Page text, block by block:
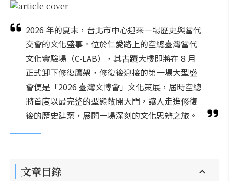
2026 年的夏末，台北市中心迎來一場歷史與當代
交會的文化盛事。位於仁愛路上的空總臺灣當代
文化實驗場（C-LAB），其古蹟大樓即將在 8 月
正式卸下修復鷹架，修復後迎接的第一場大型盛
會便是「2026 臺灣文博會」文化策展，屆時空總
將首度以最完整的型態敞開大門，讓人走進修復
後的歷史建築，展開一場深刻的文化思辨之旅。
文章目錄